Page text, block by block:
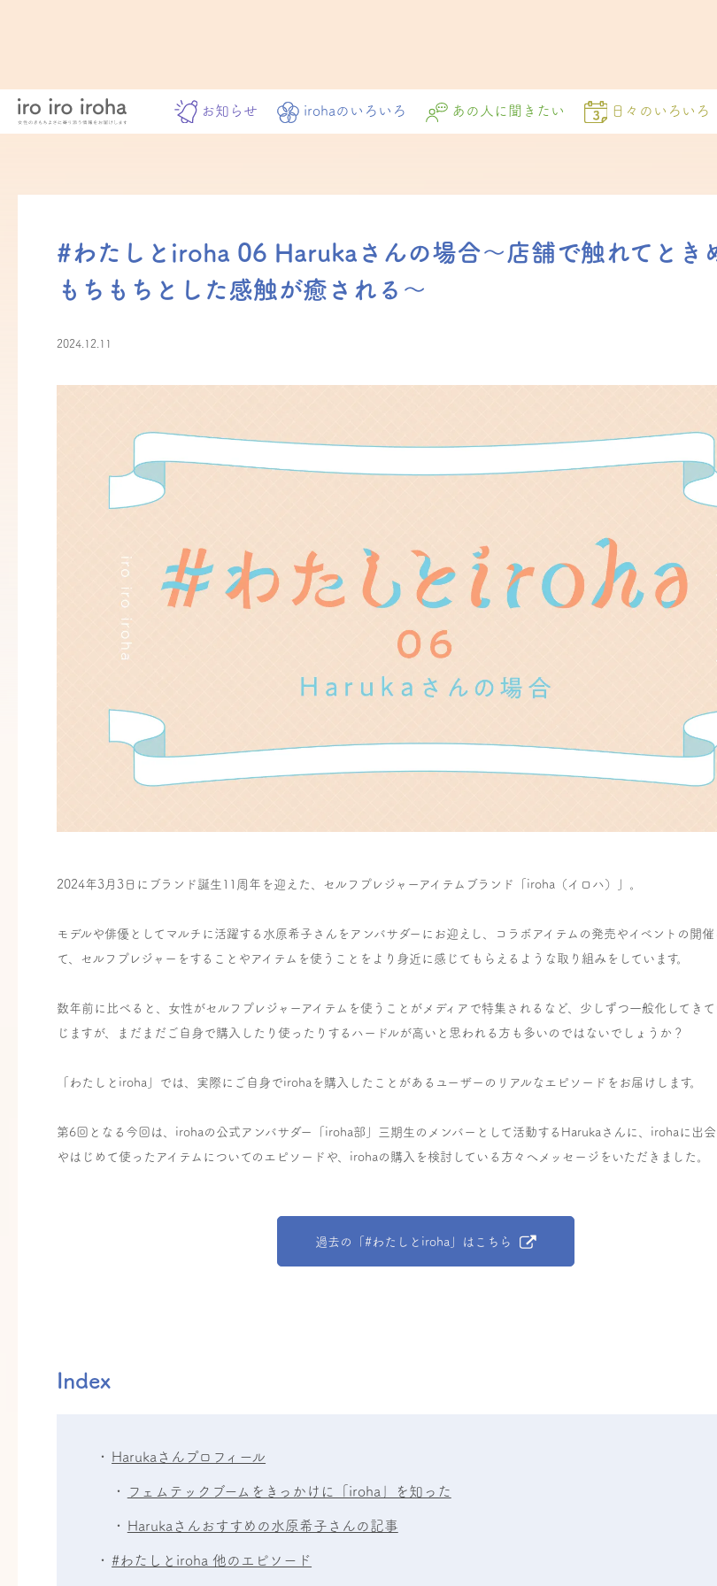
お知らせ irohaのいろいろ あの人に聞きたい 日々のいろいろ
#わたしとiroha 06 Harukaさんの場合〜店舗で触れてとき
もちもちとした感触が癒される～
2024.12.11
2024年3月3日にブランド誕生11周年を迎えた、セルフプレジャーアイテムブランド「iroha（イロハ）」。
モデルや俳優としてマルチに活躍する水原希子さんをアンバサダーにお迎えし、コラボアイテムの発売やイベントの開催
て、セルフプレジャーをすることやアイテムを使うことをより身近に感じてもらえるような取り組みをしています。
数年前に比べると、女性がセルフプレジャーアイテムを使うことがメディアで特集されるなど、少しずつ一般化してき
じますが、まだまだご自身で購入したり使ったりするハードルが高いと思われる方も多いのではないでしょうか？
「わたしとiroha」では、実際にご自身でirohaを購入したことがあるユーザーのリアルなエピソードをお届けします。
第6回となる今回は、irohaの公式アンバサダー「iroha部」三期生のメンバーとして活動するHarukaさんに、irohaに出
やはじめて使ったアイテムについてのエピソードや、irohaの購入を検討している方々へメッセージをいただきました。
過去の「#わたしとiroha」はこちら
Index
Harukaさんプロフィール
フェムテックブームをきっかけに「iroha」を知った
Harukaさんおすすめの水原希子さんの記事
#わたしとiroha 他のエピソード